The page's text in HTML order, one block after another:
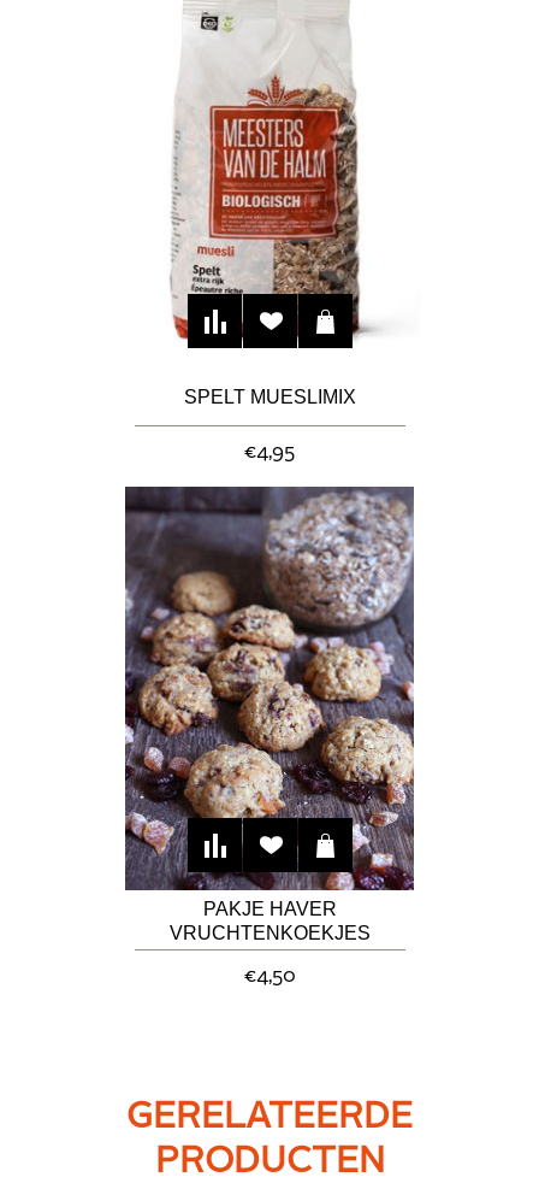
SPELT MUESLIMIX
€4,95
PAKJE HAVER
VRUCHTENKOEKJES
€4,50
GERELATEERDE
PRODUCTEN